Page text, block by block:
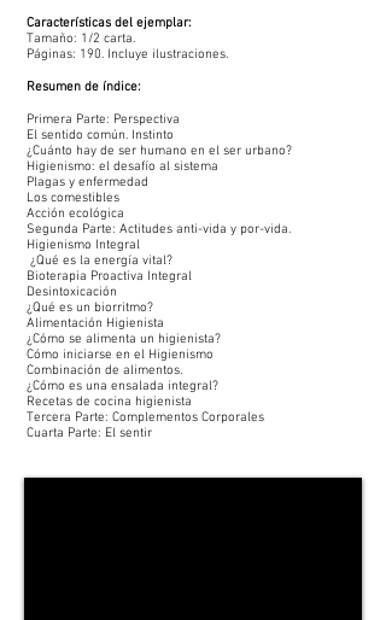
Características del ejemplar:
Tamaño: 1/2 carta.
Páginas: 190. Incluye ilustraciones.
Resumen de índice:
Primera Parte: Perspectiva
El sentido común. Instinto
¿Cuánto hay de ser humano en el ser urbano?
Higienismo: el desafío al sistema
Plagas y enfermedad
Los comestibles
Acción ecológica
Segunda Parte: Actitudes anti-vida y por-vida.
Higienismo Integral
¿Qué es la energía vital?
Bioterapia Proactiva Integral
Desintoxicación
¿Qué es un biorritmo?
Alimentación Higienista
¿Cómo se alimenta un higienista?
Cómo iniciarse en el Higienismo
Combinación de alimentos.
¿Cómo es una ensalada integral?
Recetas de cocina higienista
Tercera Parte: Complementos Corporales
Cuarta Parte: El sentir